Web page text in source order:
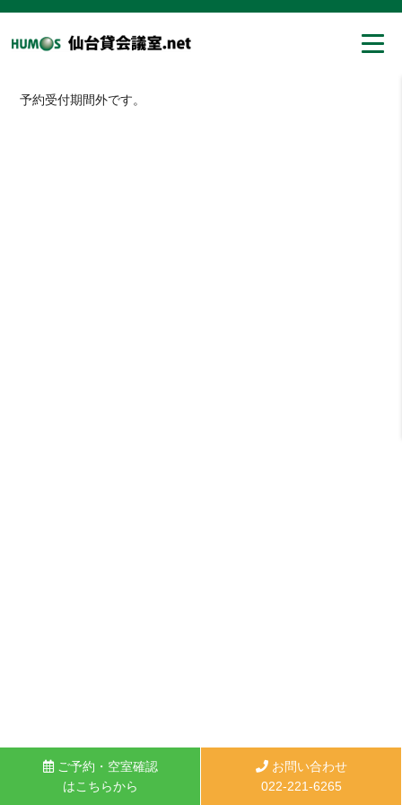
ご予約・空室確認
はこちらから
お問い合わせ
022-221-6265
予約受付期間外です。